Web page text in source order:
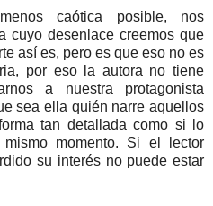
caótica posible, nos
cuyo desenlace creemos que
así es, pero es que eso no es
por eso la autora no tiene
a nuestra protagonista
sea ella quién narre aquellos
tan detallada como si lo
momento. Si el lector
su interés no puede estar